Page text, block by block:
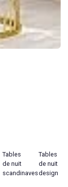
Tables
de nuit
scandinaves
Tables
de nuit
design